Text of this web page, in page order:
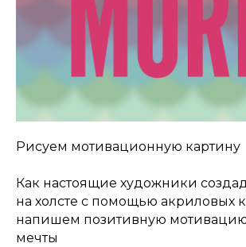
Рисуем мотивационную картину
Как настоящие художники
на холсте с помощью акриловых
напишем позитивную
мечты